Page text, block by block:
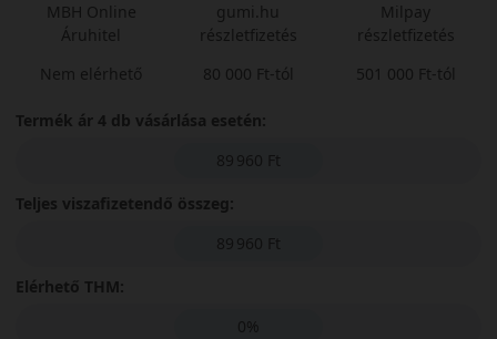
MBH Online
Áruhitel
Nem elérhető
gumi.hu
részletfizetés
80 000 Ft-tól
Milpay
részletfizetés
501 000 Ft-tól
Termék ár 4 db vásárlása esetén:
89 960 Ft
Teljes viszafizetendő összeg:
89 960 Ft
Elérhető THM:
0%